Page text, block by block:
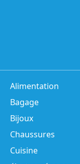
Alimentation
Bagage
Bijoux
Chaussures
Cuisine